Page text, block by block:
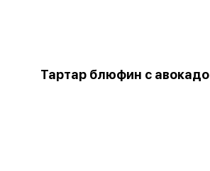
Тартар блюфин с авокадо